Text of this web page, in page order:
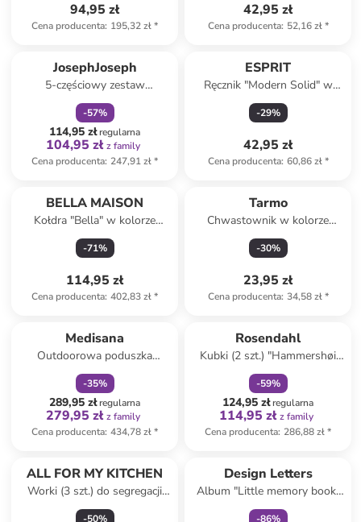
94,95 zł
Cena producenta: 195,32 zł*
42,95 zł
Cena producenta: 52,16 zł*
JosephJoseph
5-częściowy zestaw
przyborów kuchennych
"Elevate" ze wzorem - dł. 32,5
cm
-57%
114,95 złregularna
104,95 zł z family
Cena producenta: 247,91 zł*
ESPRIT
Ręcznik "Modern Solid" w
kolorze jasnoróżowym do rąk
-29%
42,95 zł
Cena producenta: 60,86 zł*
BELLA MAISON
Kołdra "Bella" w kolorze
białym z mikrowłókna
-71%
114,95 zł
Cena producenta: 402,83 zł*
Tarmo
Chwastownik w kolorze
czarnym - wys. 32,5 cm
-30%
23,95 zł
Cena producenta: 34,58 zł*
Medisana
Outdoorowa poduszka
grzewcza "OL 750" w kolorze
szarym
-35%
289,95 złregularna
279,95 zł z family
Cena producenta: 434,78 zł*
Rosendahl
Kubki (2 szt.) "Hammershøi
Christmas" w kolorze białym -
330 ml
-59%
124,95 złregularna
114,95 zł z family
Cena producenta: 286,88 zł*
ALL FOR MY KITCHEN
Worki (3 szt.) do segregacji
odpadów - 28,5 x 40,3 x 27,5
-50%
Design Letters
Album "Little memory book"
w kolorze różowym na
-86%